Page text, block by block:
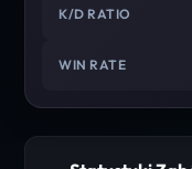
K/D RATIO
WIN RATE